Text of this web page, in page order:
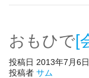
おもひで[
投稿日 2013年7月6
投稿者 サム